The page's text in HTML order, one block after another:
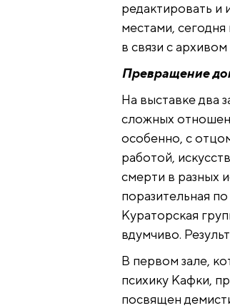
редактировать и
местами,
в связи с
Превращение
На выставке два
сложных
особенно, с
работой,
смерти в разных
поразительная
Кураторская
вдумчиво.
В первом зале,
психику Кафки,
посвящен